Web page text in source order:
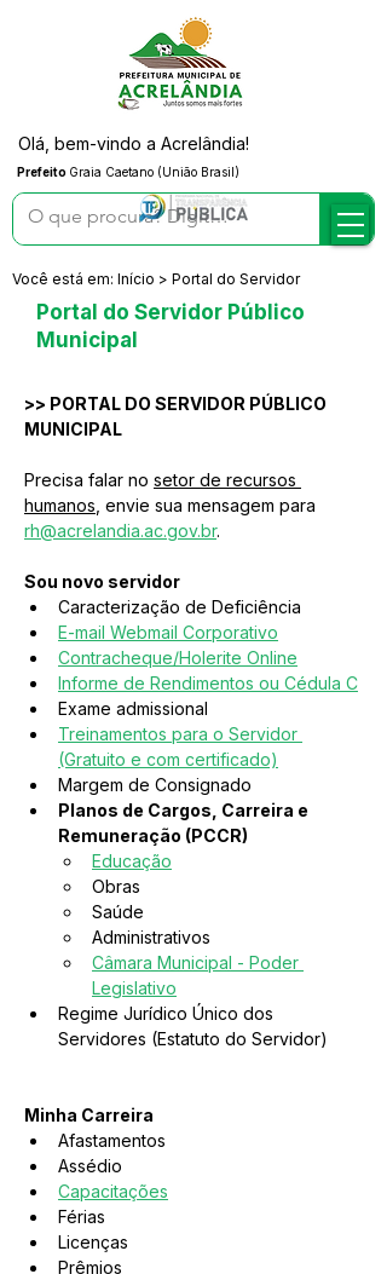
Prefeito Graia Caetano (União Brasil)
Olá, bem-vindo a Acrelândia!
Você está em: Início > Portal do Servidor
Portal do Servidor Público
Municipal
>> PORTAL DO SERVIDOR PÚBLICO
MUNICIPAL
Precisa falar no setor de recursos
humanos , envie sua mensagem para
rh@acrelandia.ac.gov.br.
Sou novo servidor
Caracterização de Deficiência
E-mail Webmail Corporativo
Contracheque/Holerite Online
Informe de Rendimentos ou Cédula C
Exame admissional
Treinamentos para o Servidor
(Gratuito e com certificado)
Margem de Consignado
Planos de Cargos, Carreira e
Remuneração (PCCR)
Educação
Obras
Saúde
Administrativos
Câmara Municipal - Poder
Legislativo
Regime Jurídico Único dos
Servidores (Estatuto do Servidor)
Minha Carreira
Afastamentos
Assédio
Capacitações
Férias
Licenças
Prêmios